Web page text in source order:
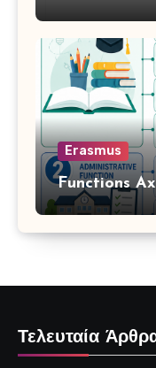
Erasmus
Functions
Τελευταία